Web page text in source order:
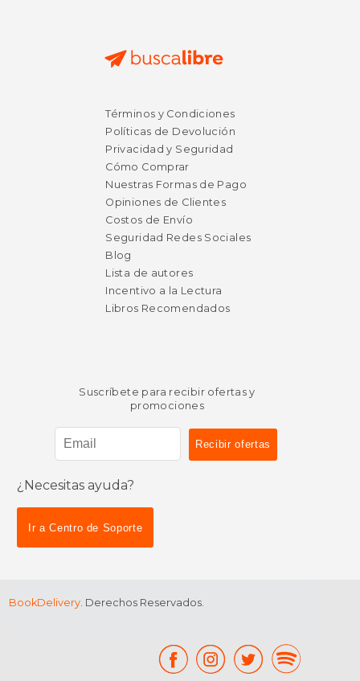
Términos y Condiciones
Políticas de Devolución
Privacidad y Seguridad
Cómo Comprar
Nuestras Formas de Pago
Opiniones de Clientes
Costos de Envío
Seguridad Redes Sociales
Blog
Lista de autores
Incentivo a la Lectura
Libros Recomendados
Suscríbete para recibir ofertas y
promociones
¿Necesitas ayuda?
Ir a Centro de Soporte
BookDelivery. Derechos Reservados.